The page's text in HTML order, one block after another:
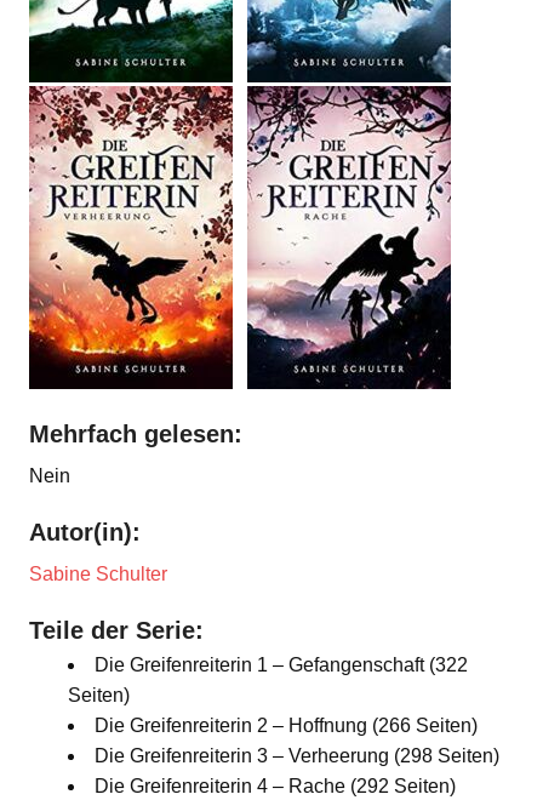
Mehrfach gelesen:
Nein
Autor(in):
Sabine Schulter
Teile der Serie:
Die Greifenreiterin 1 – Gefangenschaft (322
Seiten)
Die Greifenreiterin 2 – Hoffnung (266 Seiten)
Die Greifenreiterin 3 – Verheerung (298 Seiten)
Die Greifenreiterin 4 – Rache (292 Seiten)